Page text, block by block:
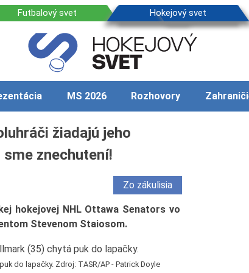
MS 2026 Rozhovory
žiadajú jeho
znechutení!
Zo zákulisia
hokejovej NHL Ottawa Senators vo
Stevenom Staiosom.
do lapačky. Zdroj: TASR/AP - Patrick Doyle